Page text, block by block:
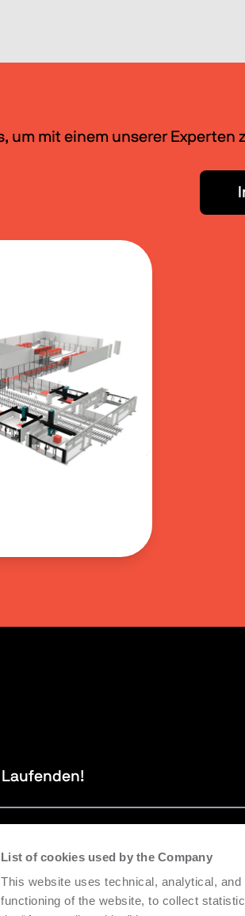
List of cookies used by the Company
This website uses technical, analytical,
functioning of the website, to collect
um mit einem unserer
Laufenden!
Welt auf dem Laufenden zu